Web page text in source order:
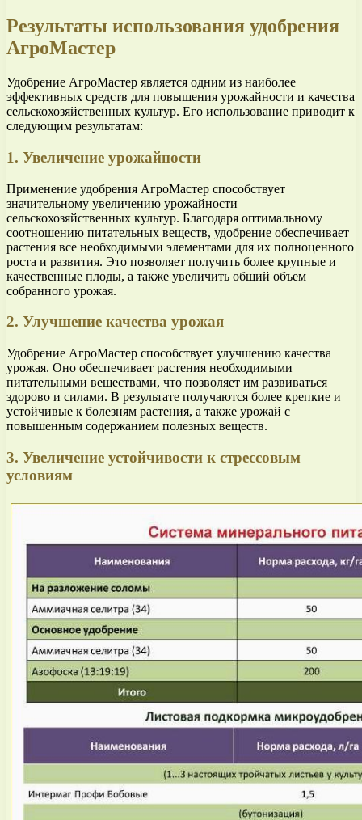
Результаты использования удобрения
АгроМастер
Удобрение АгроМастер является одним из наиболее
эффективных средств для повышения урожайности и качества
сельскохозяйственных культур. Его использование приводит к
следующим результатам:
1. Увеличение урожайности
Применение удобрения АгроМастер способствует
значительному увеличению урожайности
сельскохозяйственных культур. Благодаря оптимальному
соотношению питательных веществ, удобрение обеспечивает
растения все необходимыми элементами для их полноценного
роста и развития. Это позволяет получить более крупные и
качественные плоды, а также увеличить общий объем
собранного урожая.
2. Улучшение качества урожая
Удобрение АгроМастер способствует улучшению качества
урожая. Оно обеспечивает растения необходимыми
питательными веществами, что позволяет им развиваться
здорово и силами. В результате получаются более крепкие и
устойчивые к болезням растения, а также урожай с
повышенным содержанием полезных веществ.
3. Увеличение устойчивости к стрессовым
условиям